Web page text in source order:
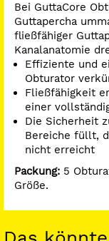
Bei GuttaCore
Guttapercha
fließfähiger
Kanalanatomie
Effiziente und
Obturator
Fließfähigkeit
einer
Die Sicherheit
Bereiche füllt,
nicht erreicht
Packung: 5
Größe.